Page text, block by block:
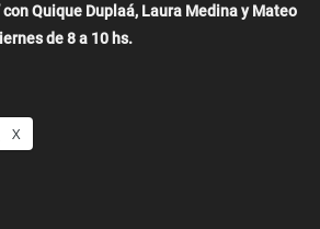
con Quique Duplaá, Laura Medina y Mateo
de 8 a 10 hs.
X